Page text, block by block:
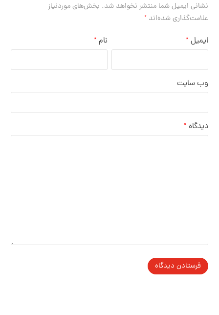
نشانی ایمیل شما منتشر نخواهد شد. بخش‌های موردنیاز
علامت‌گذاری شده‌اند*
نام * ایمیل *
وب‌ سایت
دیدگاه *